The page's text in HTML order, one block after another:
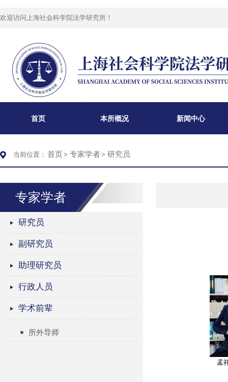
欢迎访问上海社会科学院法学研究所！
首页 本所概况 新闻中心
当前位置： 首页> 专家学者> 研究员
专家学者
研究员
副研究员
助理研究员
行政人员
学术前辈
所外导师
孟